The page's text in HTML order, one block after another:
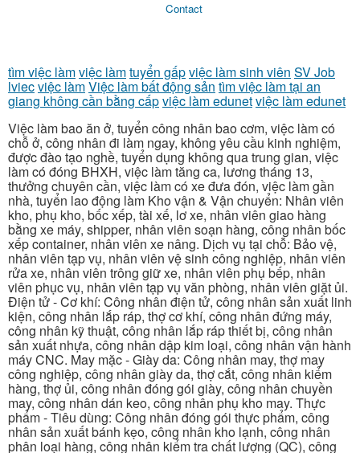
Contact
tìm việc làmviệc làmtuyển gấpviệc làm sinh viên SV Job
lviecviệc làmViệc làm bất động sản tìm việc làm tại an
giang không cần bằng cấpviệc làm edunetviệc làm edunet
Việc làm bao ăn ở, tuyển công nhân bao cơm, việc làm có
chỗ ở, công nhân đi làm ngay, không yêu cầu kinh nghiệm,
được đào tạo nghề, tuyển dụng không qua trung gian, việc
làm có đóng BHXH, việc làm tăng ca, lương tháng 13,
thưởng chuyên cần, việc làm có xe đưa đón, việc làm gần
nhà, tuyển lao động làm Kho vận & Vận chuyển: Nhân viên
kho, phụ kho, bốc xếp, tài xế, lơ xe, nhân viên giao hàng
bằng xe máy, shipper, nhân viên soạn hàng, công nhân bốc
xếp container, nhân viên xe nâng. Dịch vụ tại chỗ: Bảo vệ,
nhân viên tạp vụ, nhân viên vệ sinh công nghiệp, nhân viên
rửa xe, nhân viên trông giữ xe, nhân viên phụ bếp, nhân
viên phục vụ, nhân viên tạp vụ văn phòng, nhân viên giặt ủi.
Điện tử - Cơ khí: Công nhân điện tử, công nhân sản xuất linh
kiện, công nhân lắp ráp, thợ cơ khí, công nhân đứng máy,
công nhân kỹ thuật, công nhân lắp ráp thiết bị, công nhân
sản xuất nhựa, công nhân dập kim loại, công nhân vận hành
máy CNC. May mặc - Giày da: Công nhân may, thợ may
công nghiệp, công nhân giày da, thợ cắt, công nhân kiểm
hàng, thợ ủi, công nhân đóng gói giày, công nhân chuyền
may, công nhân dán keo, công nhân phụ kho may. Thực
phẩm - Tiêu dùng: Công nhân đóng gói thực phẩm, công
nhân sản xuất bánh kẹo, công nhân kho lạnh, công nhân
phân loại hàng, công nhân kiểm tra chất lượng (QC), công